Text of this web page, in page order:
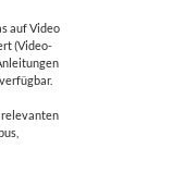
auf Video
(Video-
relevanten